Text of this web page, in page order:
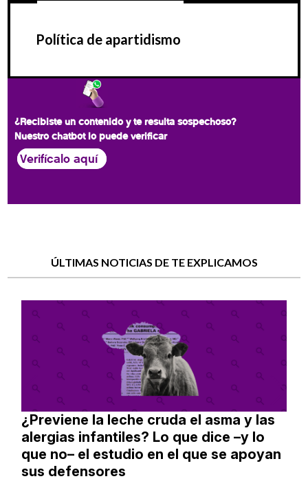
Política de apartidismo
¿Recibiste un contenido y te resulta sospechoso?
Nuestro chatbot lo puede verificar
Verifícalo aquí
ÚLTIMAS NOTICIAS DE TE EXPLICAMOS
¿Previene la leche cruda el asma y las
alergias infantiles? Lo que dice –y lo
que no– el estudio en el que se apoyan
sus defensores